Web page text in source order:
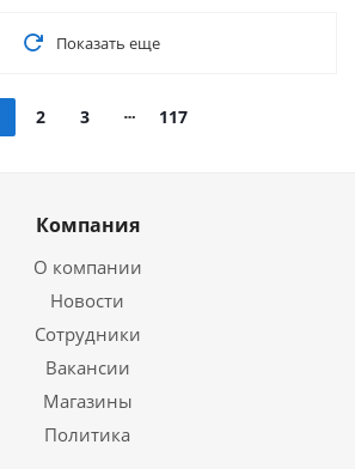
Показать еще
2 3 117
Компания
О компании
Новости
Сотрудники
Вакансии
Магазины
Политика